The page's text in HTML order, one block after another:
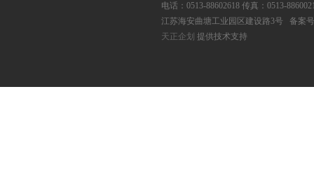
电话：0513-88602618 传真：0513-
江苏海安曲塘工业园区建设路3号 备案
天正企划 提供技术支持